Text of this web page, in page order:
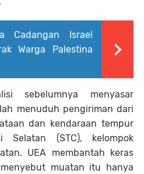
Cadangan Israel
Warga Palestina
sebelumnya menyasar
menuduh pengiriman dari
dan kendaraan tempur
Selatan (STC), kelompok
UEA membantah keras
muatan itu hanya